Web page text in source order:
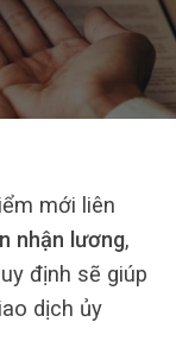
mới liên
nhận lương,
định sẽ giúp
dịch ủy